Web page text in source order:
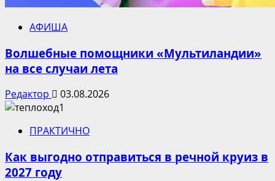
АФИША
Волшебные помощники «Мультиландии»
на все случаи лета
Редактор 03.08.2026
ПРАКТИЧНО
Как выгодно отправиться в речной круиз в
2027 году